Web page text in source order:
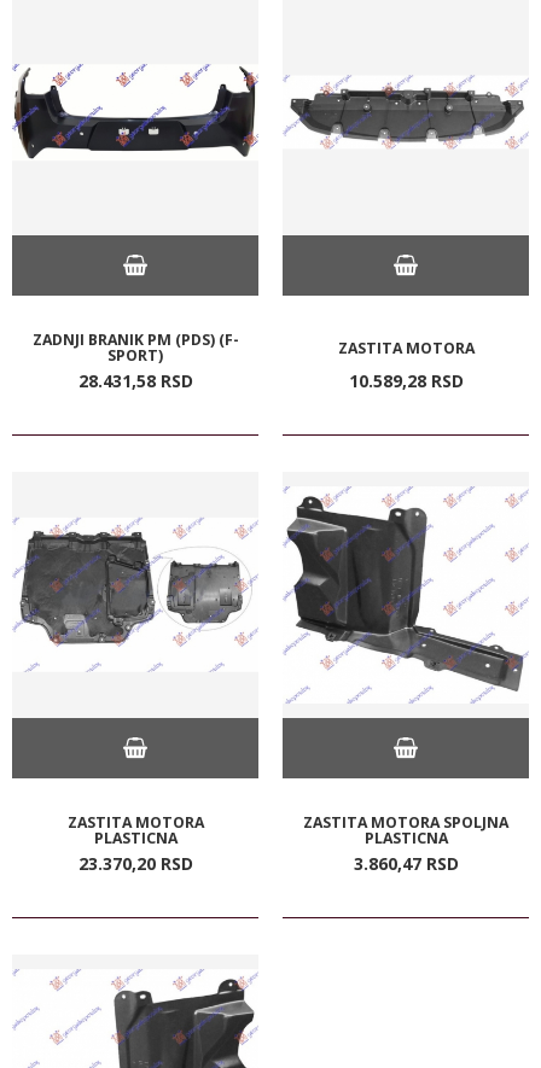
ZADNJI BRANIK PM (PDS) (F-
SPORT)
28.431,58 RSD
ZASTITA MOTORA
10.589,28 RSD
ZASTITA MOTORA
PLASTICNA
23.370,20 RSD
ZASTITA MOTORA SPOLJNA
PLASTICNA
3.860,47 RSD